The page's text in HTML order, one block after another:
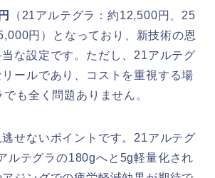
（21アルテグラ：約12,500円、25
円）となっており、新技術の恩
な設定です。ただし、21アルテグ
ールであり、コストを重視する場
も全く問題ありません。
逃せないポイントです。21アルテグ
ルテグラの180gへと5g軽量化され